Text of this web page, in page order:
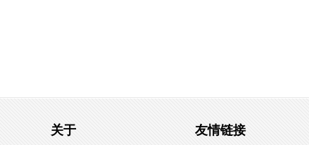
关于 友情链接